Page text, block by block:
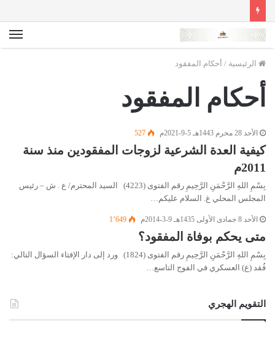
الرئيسية / أحكام المفقود
أحكام المفقود
الأحد 28 محرم 1443هـ 5-9-2021م 527
كيفية العدة الشرعية لزوجات المفقودين منذ سنة
2011م
بِسْمِ اللهِ الرَّحْمَنِ الرَّحِيمِ رقم الفتوى (4223) السيد المحترم/ ع . ش – رئيس
المجلس المحلي غ. السلام عليكم…
الأحد 8 جمادى الأولى 1435هـ 9-3-2014م 1٬649
متى يحكم بوفاة المفقود؟
بِسْمِ اللهِ الرَّحْمَنِ الرَّحِيمِ رقم الفتوى (1824) ورد إلى دار الإفتاء السؤال التالي:
فُقد (ع) العسكري في الفوج التاسع…
التقويم الهجري